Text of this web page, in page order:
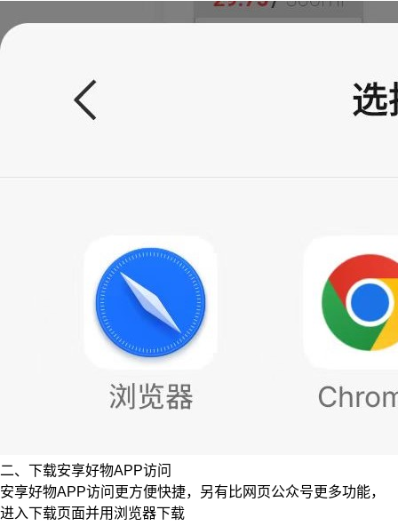
二、下载安享好物APP访问
安享好物APP访问更方便快捷，另有比网页公众号更多功能，
进入下载页面并用浏览器下载